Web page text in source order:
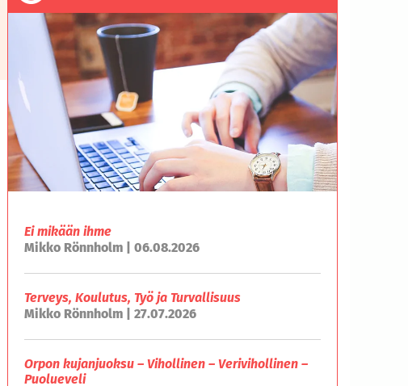
Ei mikään ihme
Mikko Rönnholm | 06.08.2026
Terveys, Koulutus, Työ ja Turvallisuus
Mikko Rönnholm | 27.07.2026
Orpon kujanjuoksu – Vihollinen – Verivihollinen –
Puolueveli